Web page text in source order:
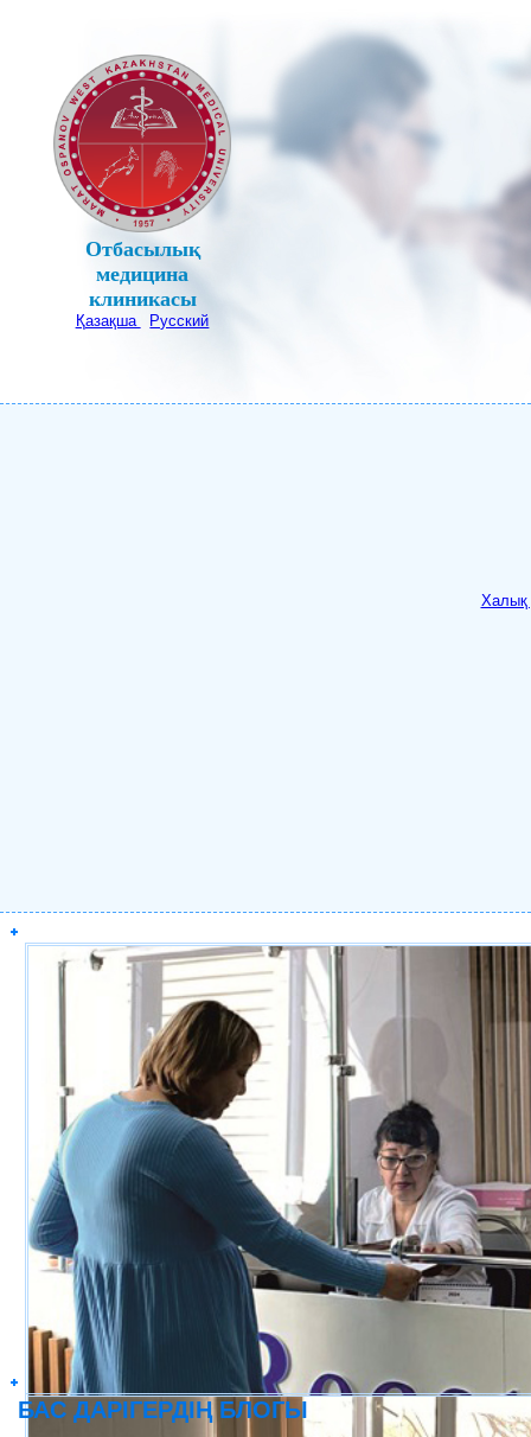
Отбасылық
медицина
клиникасы
Қазақша Русский
Халық
БАС ДАРІГЕРДІҢ БЛОГЫ